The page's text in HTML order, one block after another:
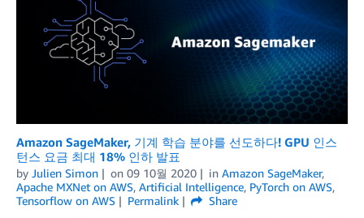
Amazon SageMaker, 기계 학습 분야를 선도하다! GPU 인스
턴스 요금 최대 18% 인하 발표
by Julien Simon on 09 10월 2020 in Amazon SageMaker,
Apache MXNet on AWS, Artificial Intelligence, PyTorch on AWS,
Tensorflow on AWS
Permalink
Share